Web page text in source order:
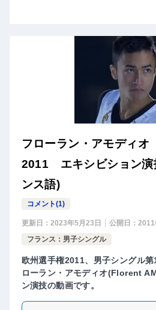
フローラン・アモディ
2011 エキシビション
ンス語)
コメント(1)
更新日： 2023年5月23日 公開日： 2011
フランス：男子シングル
欧州選手権2011、男子シングル
ローラン・アモディオ(Florent
ン演技の動画です。